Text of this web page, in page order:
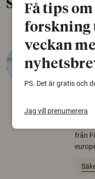
Senaste nytt
30 juli
från
Få tips
forskning
veckan
PS. Det är gratis och
Jag vill prenumerera